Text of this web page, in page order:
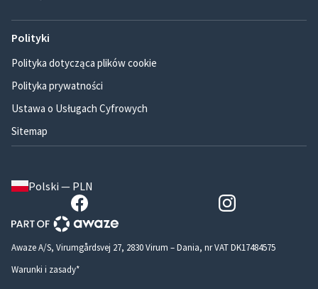
Polityki
Polityka dotycząca plików cookie
Polityka prywatności
Ustawa o Usługach Cyfrowych
Sitemap
Polski — PLN
Awaze A/S, Virumgårdsvej 27, 2830 Virum – Dania, nr VAT DK17484575
Warunki i zasady*